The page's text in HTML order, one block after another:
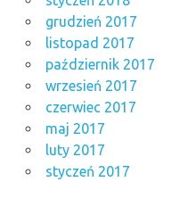
grudzień 2017
listopad 2017
październik 2017
wrzesień 2017
czerwiec 2017
maj 2017
luty 2017
styczeń 2017